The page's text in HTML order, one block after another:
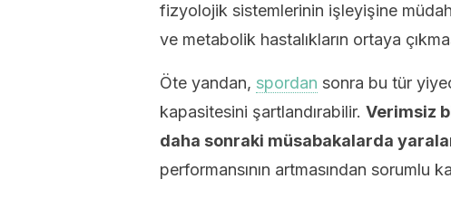
fizyolojik sistemlerinin işleyişine
ve metabolik hastalıkların ortaya
Öte yandan, spordan sonra bu tür
kapasitesini şartlandırabilir. Verimsiz
daha sonraki müsabakalarda
performansının artmasından sorumlu